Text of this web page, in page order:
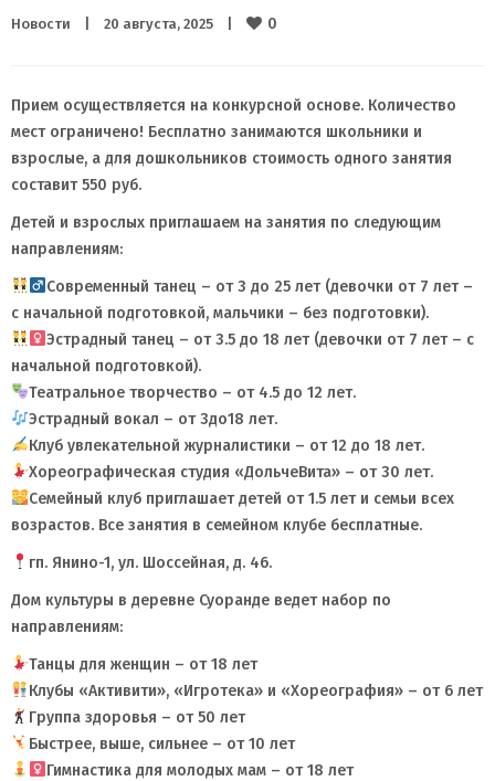
Новости 20 августа, 2025 0
Прием осуществляется на конкурсной основе. Количество
мест ограничено! Бесплатно занимаются школьники и
взрослые, а для дошкольников стоимость одного занятия
составит 550 руб.
Детей и взрослых приглашаем на занятия по следующим
направлениям:
Современный танец – от 3 до 25 лет (девочки от 7 лет –
с начальной подготовкой, мальчики – без подготовки).
Эстрадный танец – от 3.5 до 18 лет (девочки от 7 лет – с
начальной подготовкой).
Театральное творчество – от 4.5 до 12 лет.
Эстрадный вокал – от 3до18 лет.
Клуб увлекательной журналистики – от 12 до 18 лет.
Хореографическая студия «ДольчеВита» – от 30 лет.
Семейный клуб приглашает детей от 1.5 лет и семьи всех
возрастов. Все занятия в семейном клубе бесплатные.
гп. Янино-1, ул. Шоссейная, д. 46.
Дом культуры в деревне Суоранде ведет набор по
направлениям:
Танцы для женщин – от 18 лет
Клубы «Активити», «Игротека» и «Хореография» – от 6 лет
Группа здоровья – от 50 лет
Быстрее, выше, сильнее – от 10 лет
Гимнастика для молодых мам – от 18 лет